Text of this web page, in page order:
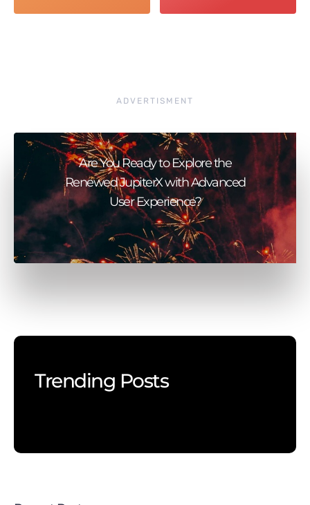
ADVERTISMENT
Are You Ready to Explore the
Renewed JupiterX with Advanced
User Experience?
Trending Posts